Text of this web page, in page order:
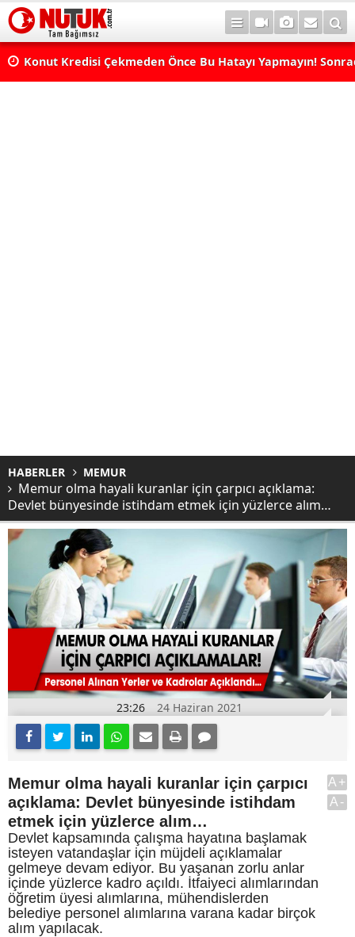
Konut Kredisi Çekmeden Önce Bu Hatayı Yapmayın!
HABERLER MEMUR
Memur olma hayali kuranlar için çarpıcı açıklama:
Devlet bünyesinde istihdam etmek için yüzlerce alım…
23:26 24 Haziran 2021
Memur olma hayali kuranlar için çarpıcı
açıklama: Devlet bünyesinde istihdam
etmek için yüzlerce alım…
Devlet kapsamında çalışma hayatına başlamak
isteyen vatandaşlar için müjdeli açıklamalar
gelmeye devam ediyor. Bu yaşanan zorlu anlar
içinde yüzlerce kadro açıldı. İtfaiyeci alımlarından
öğretim üyesi alımlarına, mühendislerden
belediye personel alımlarına varana kadar birçok
alım yapılacak.
A+
A-